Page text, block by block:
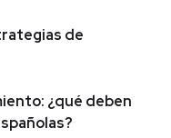
de
¿qué deben